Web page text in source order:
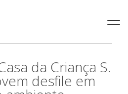
da Criança S.
desfile em